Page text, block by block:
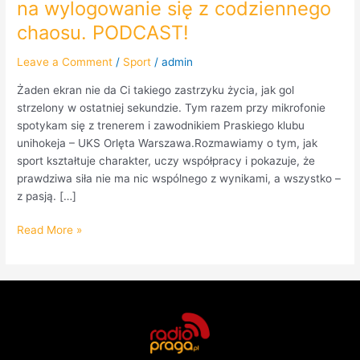
na wylogowanie się z codziennego
chaosu. PODCAST!
Leave a Comment / Sport /admin
Żaden ekran nie da Ci takiego zastrzyku życia, jak gol
strzelony w ostatniej sekundzie. Tym razem przy mikrofonie
spotykam się z trenerem i zawodnikiem Praskiego klubu
unihokeja – UKS Orlęta Warszawa.Rozmawiamy o tym, jak
sport kształtuje charakter, uczy współpracy i pokazuje, że
prawdziwa siła nie ma nic wspólnego z wynikami, a wszystko –
z pasją. […]
Read More »